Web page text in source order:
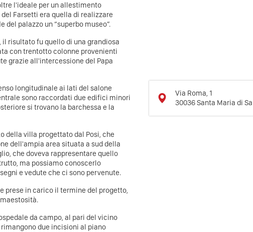
l'ideale per un allestimento
Farsetti era quella di realizzare
palazzo un “superbo museo”.
il risultato fu quello di una grandiosa
con trentotto colonne provenienti
grazie all'intercessione del Papa
longitudinale ai lati del salone
sono raccordati due edifici minori
si trovano la barchessa e la
della villa progettato dal Posi, che
dell'ampia area situata a sud della
che doveva rappresentare quello
ma possiamo conoscerlo
e vedute che ci sono pervenute.
prese in carico il termine del progetto,
da campo, al pari del vicino
due incisioni al piano
Via Roma, 1
30036Santa Maria di